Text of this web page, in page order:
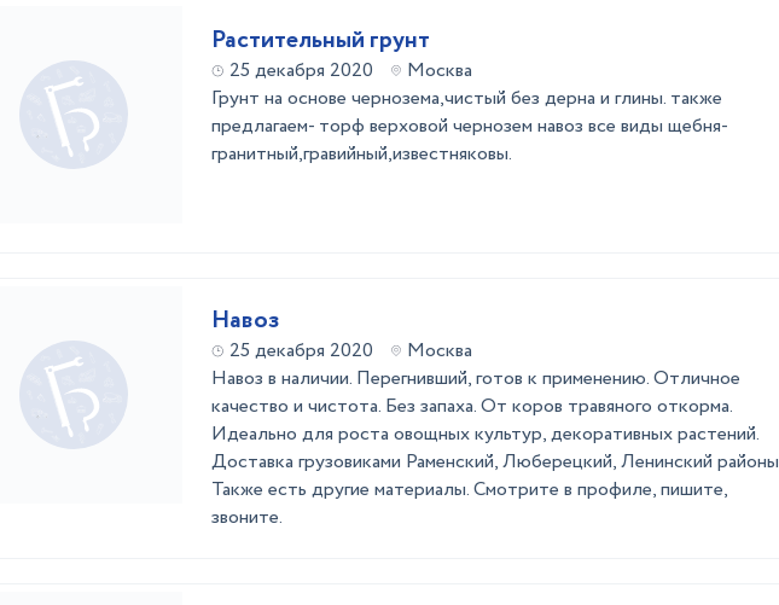
Растительный грунт
25 декабря 2020
Москва
Грунт на основе чернозема,чистый без дерна и глины. также
предлагаем- торф верховой чернозем навоз все виды щебня-
гранитный,гравийный,известняковы.
Навоз
25 декабря 2020
Москва
Навоз в наличии. Перегнивший, готов к применению. Отличное
качество и чистота. Без запаха. От коров травяного откорма.
Идеально для роста овощных культур, декоративных растений.
Доставка грузовиками Раменский, Люберецкий, Ленинский районы
Также есть другие материалы. Смотрите в профиле, пишите,
звоните.